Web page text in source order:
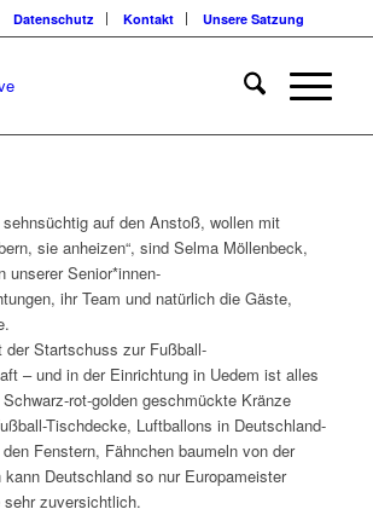
Datenschutz Kontakt Unsere Satzung
sehnsüchtig auf den Anstoß, wollen mit
sie anheizen“, sind Selma Möllenbeck,
unserer Senior*innen-
ihr Team und natürlich die Gäste,
der Startschuss zur Fußball-
– und in der Einrichtung in Uedem ist alles
rot-golden geschmückte Kränze
Tischdecke, Luftballons in Deutschland-
Fenstern, Fähnchen baumeln von der
kann Deutschland so nur Europameister
sehr zuversichtlich.